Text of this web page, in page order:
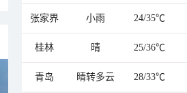
张家界 小雨 24/35℃
桂林 晴 25/36℃
青岛 晴转多云 28/33℃